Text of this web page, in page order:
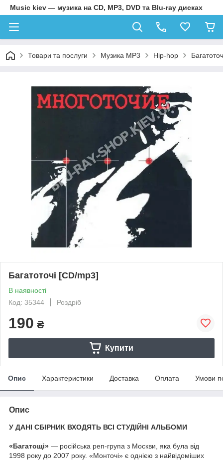
Music kiev — музика на CD, MP3, DVD та Blu-ray дисках
Товари та послуги Музика MP3 Hip-hop
Багатоточі [CD/mp3]
В наявності
Код: 35344
Роздріб
190 ₴
Купити
Опис Характеристики Доставка Оплата Умови
Опис
У ДАНІ СБІРНИК ВХОДЯТЬ ВСІ СТУДІЙНІ АЛЬБОМИ
«Багатощі» — російська реп-група з Москви, яка була від
1998 року до 2007 року. «Монточі» є однією з найвідоміших